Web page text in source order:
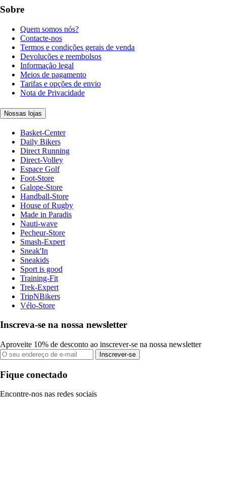
Sobre
Quem somos nós?
Contacte-nos
Termos e condições gerais de venda
Devoluções e reembolsos
Informação legal
Meios de pagamento
Tarifas e opções de envio
Nota de Privacidade
Nossas lojas
Basket-Center
Daily Bikers
Direct Running
Direct-Volley
Espace Golf
Foot-Store
Galope-Store
Handball-Store
House of Rugby
Made in Paradis
Nauti-wave
Pecheur-Store
Smash-Expert
Sneak'In
Sneakids
Sport is good
Training-Fit
Trek-Expert
TripNBikers
Vélo-Store
Inscreva-se na nossa newsletter
Aproveite 10% de desconto ao inscrever-se na nossa newsletter
Inscrever-se
Fique conectado
Encontre-nos nas redes sociais